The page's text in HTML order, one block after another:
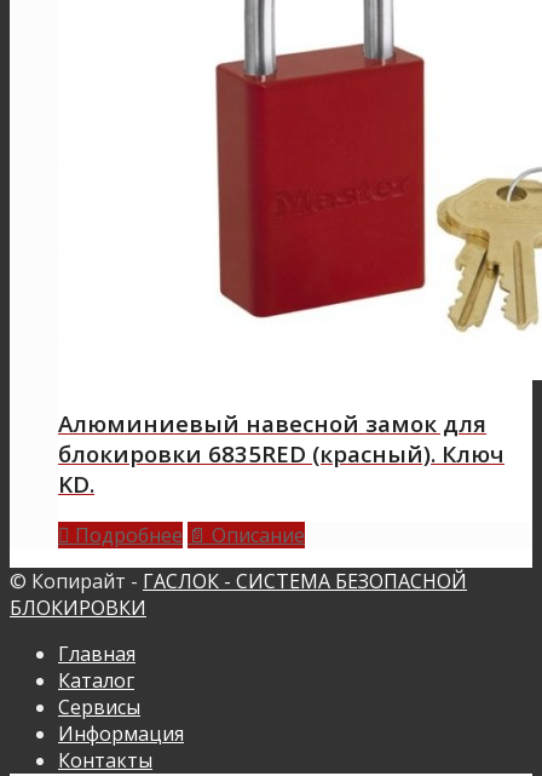
Алюминиевый навесной замок для
блокировки 6835RED (красный). Ключ
KD.
 Подробнее 📄 Описание
© Копирайт - ГАСЛОК - СИСТЕМА БЕЗОПАСНОЙ
БЛОКИРОВКИ
Главная
Каталог
Сервисы
Информация
Контакты